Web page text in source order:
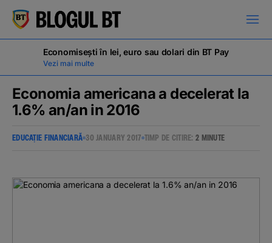
кириллица
Campanii
Economisești în lei, euro sau dolari din BT Pay
Vezi mai multe
Economia americana a decelerat la
1.6% an/an in 2016
EDUCAȚIE FINANCIARĂ 30 JANUARY 2017 TIMP DE CITIRE:2 MINUTE